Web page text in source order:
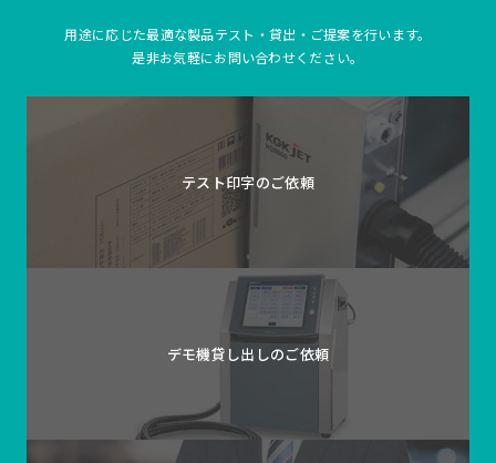
用途に応じた最適な製品テスト・貸出・ご提案を行います。
是非お気軽にお問い合わせください。
テスト印字のご依頼
デモ機貸し出しのご依頼